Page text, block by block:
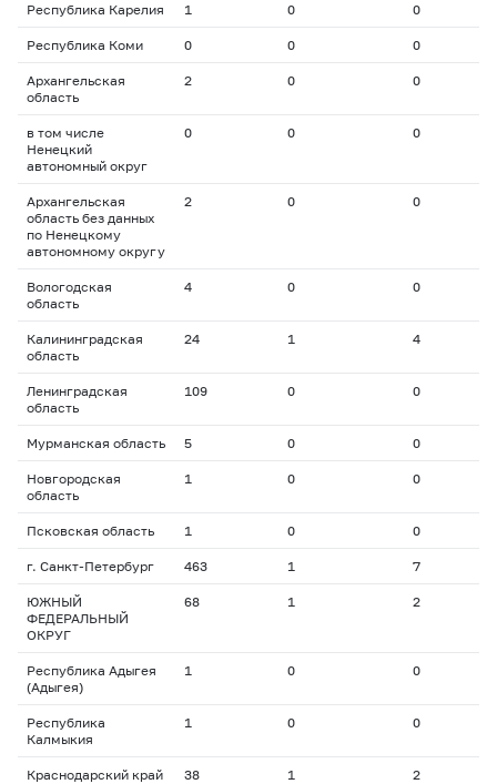
Республика Карелия 1 0 0
Республика Коми 0 0 0
Архангельская
область
2 0 0
в том числе
Ненецкий
автономный округ
0 0 0
Архангельская
область без данных
по Ненецкому
автономному округу
2 0 0
Вологодская
область
4 0 0
Калининградская
область
24 1 4
Ленинградская
область
109 0 0
Мурманская область 5 0 0
Новгородская
область
1 0 0
Псковская область 1 0 0
г. Санкт-Петербург 463 1 7
ЮЖНЫЙ
ФЕДЕРАЛЬНЫЙ
ОКРУГ
68 1 2
Республика Адыгея
(Адыгея)
1 0 0
Республика
Калмыкия
1 0 0
Краснодарский край 38 1 2